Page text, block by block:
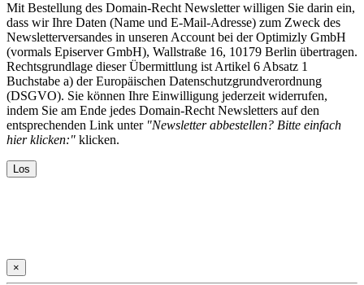
Mit Bestellung des Domain-Recht Newsletter willigen Sie darin ein,
dass wir Ihre Daten (Name und E-Mail-Adresse) zum Zweck des
Newsletterversandes in unseren Account bei der Optimizly GmbH
(vormals Episerver GmbH), Wallstraße 16, 10179 Berlin übertragen.
Rechtsgrundlage dieser Übermittlung ist Artikel 6 Absatz 1
Buchstabe a) der Europäischen Datenschutzgrundverordnung
(DSGVO). Sie können Ihre Einwilligung jederzeit widerrufen,
indem Sie am Ende jedes Domain-Recht Newsletters auf den
entsprechenden Link unter "Newsletter abbestellen? Bitte einfach
hier klicken:" klicken.
×